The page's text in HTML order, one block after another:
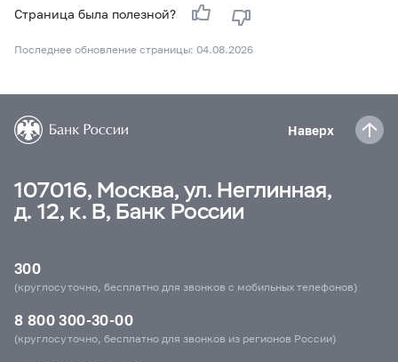
Страница была полезной?
Последнее обновление страницы: 04.08.2026
Наверх
107016, Москва, ул. Неглинная,
д. 12, к. В, Банк России
300
(круглосуточно, бесплатно для звонков с мобильных телефонов)
8 800 300-30-00
(круглосуточно, бесплатно для звонков из регионов России)